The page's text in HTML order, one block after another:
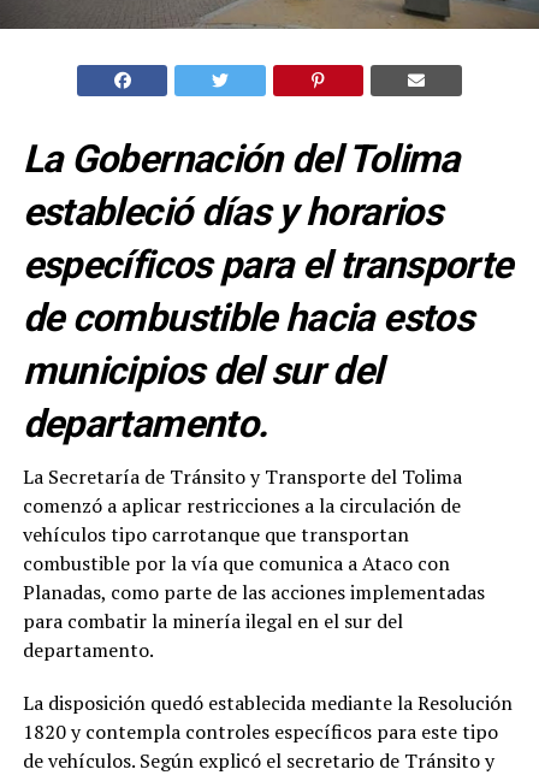
La Gobernación del Tolima
estableció días y horarios
específicos para el transporte
de combustible hacia estos
municipios del sur del
departamento.
La Secretaría de Tránsito y Transporte del Tolima
comenzó a aplicar restricciones a la circulación de
vehículos tipo carrotanque que transportan
combustible por la vía que comunica a Ataco con
Planadas, como parte de las acciones implementadas
para combatir la minería ilegal en el sur del
departamento.
La disposición quedó establecida mediante la Resolución
1820 y contempla controles específicos para este tipo
de vehículos. Según explicó el secretario de Tránsito y